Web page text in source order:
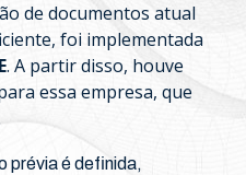
de documentos atual
foi implementada
. A partir disso, houve
essa empresa, que
prévia é definida,